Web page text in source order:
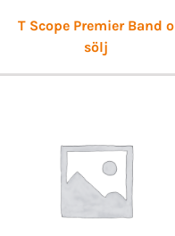
T Scope Premier Band o
sölj